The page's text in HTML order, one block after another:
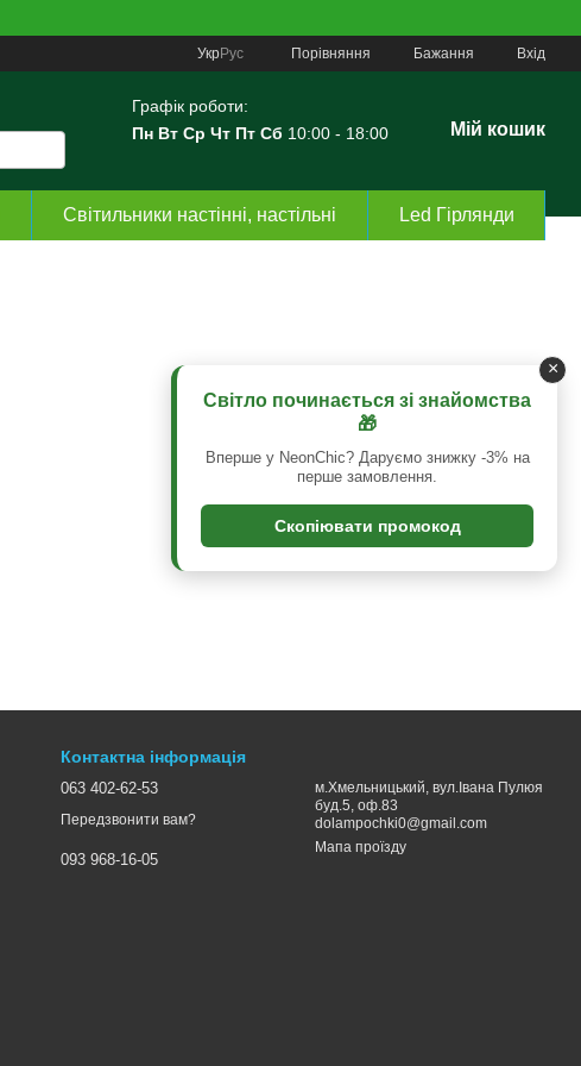
УкрРус Порівняння Бажання Вхід
Графік роботи:
Пн Вт Ср Чт Пт Сб 10:00 - 18:00 Мій кошик
Світильники настінні, настільні Led Гірлянди
Контактна інформація
063 402-62-53
Передзвонити вам?
093 968-16-05
м.Хмельницький, вул.Івана Пулюя
буд.5, оф.83
dolampochki0@gmail.com
Мапа проїзду
×
Світло починається зі знайомства
🎁
Вперше у NeonChic? Даруємо знижку -3% на
перше замовлення.
Скопіювати промокод